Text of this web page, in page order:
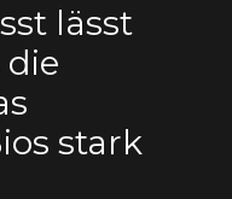
lässt
die
stark